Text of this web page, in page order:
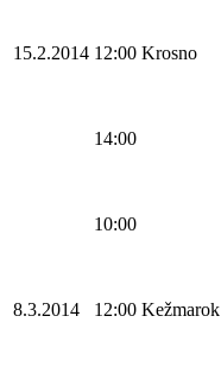
15.2.2014 Krosno
12:00
14:00
8.3.2014
10:00
Kežmarok
12:00